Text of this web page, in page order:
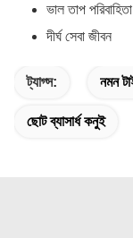
ভাল তাপ পরিবাহিতা
দীর্ঘ সেবা জীবন
ট্যাগ্স: নমন
ছোট ব্যাসার্ধ কনুই